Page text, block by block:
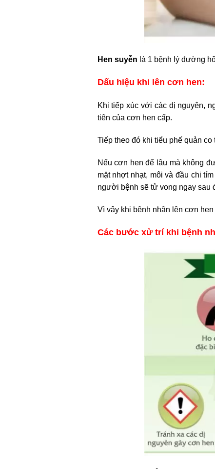
Hen suyễn là 1 bệnh lý đường
Dấu hiệu khi lên cơn hen:
Khi tiếp xúc với các dị nguyên,
tiên của cơn hen cấp.
Tiếp theo đó khi tiểu phế quản
Nếu cơn hen để lâu mà không
mặt nhợt nhạt, môi và đầu chi
người bệnh sẽ tử vong ngay sau
Vì vậy khi bệnh nhân lên cơn
Các bước xử trí khi bệnh